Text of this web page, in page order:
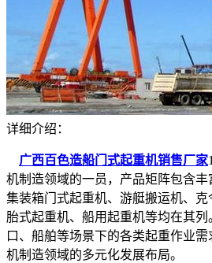
详细介绍：
广西百色造船门式起重机销售厂家
机制造领域的一员，产品矩阵包含
集装箱门式起重机、游艇搬运机、
胎式起重机、船用起重机等均在其
口、船舶等场景下的各类起重作业
机制造领域的多元化发展布局。